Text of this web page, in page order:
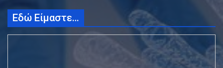
Εδώ Είμαστε…